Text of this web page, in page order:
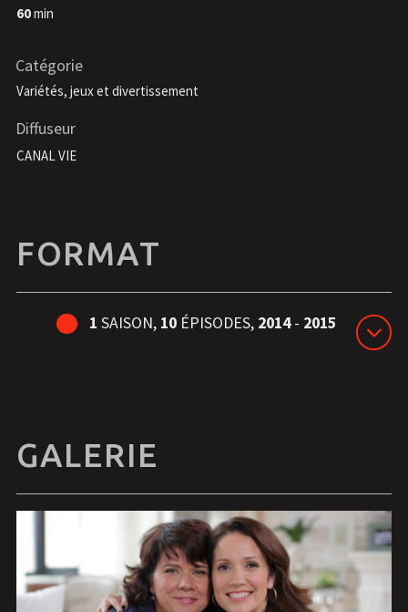
60min
Catégorie
Variétés, jeux et divertissement
Diffuseur
CANAL VIE
FORMAT
1 SAISON, 10 ÉPISODES, 2014- 2015
GALERIE